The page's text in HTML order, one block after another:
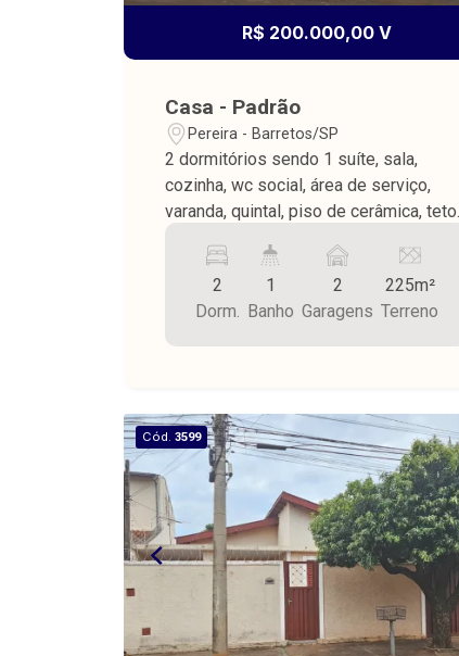
R$ 200.000,00 V
Casa - Padrão
Pereira - Barretos/SP
2 dormitórios sendo 1 suíte, sala,
cozinha, wc social, área de serviço,
varanda, quintal, piso de cerâmica, teto
carros, terreno medindo 223,00 m² e
construção medindo 100,00 m².
2
Dorm.
1
Banho
2
Garagens
225m²
Terreno
Cód. 3599